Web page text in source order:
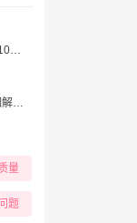
！
量
题